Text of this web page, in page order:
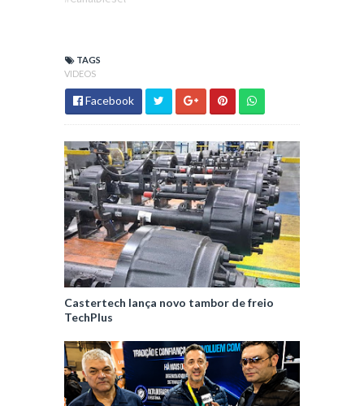
TAGS
VIDEOS
Facebook
Castertech lança novo tambor de freio
TechPlus